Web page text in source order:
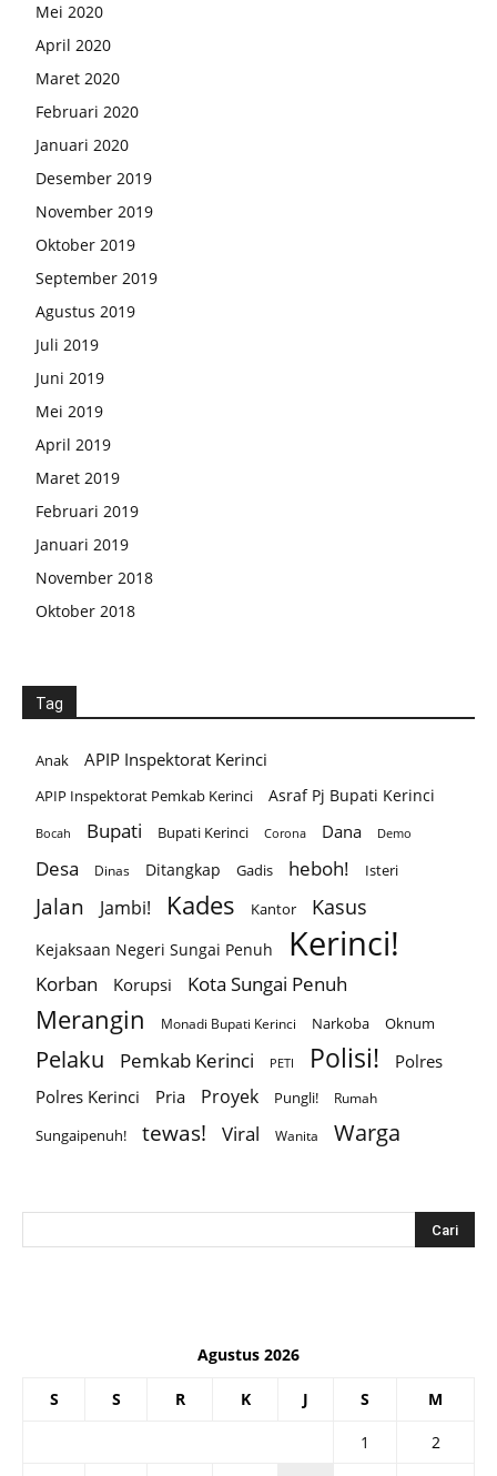
Mei 2020
April 2020
Maret 2020
Februari 2020
Januari 2020
Desember 2019
November 2019
Oktober 2019
September 2019
Agustus 2019
Juli 2019
Juni 2019
Mei 2019
April 2019
Maret 2019
Februari 2019
Januari 2019
November 2018
Oktober 2018
Tag
Anak APIP Inspektorat Kerinci
APIP Inspektorat Pemkab Kerinci Asraf Pj Bupati Kerinci
Bocah Bupati Bupati Kerinci Corona Dana Demo
Desa Dinas Ditangkap Gadis heboh! Isteri
Jalan Jambi! Kades Kantor Kasus
Kejaksaan Negeri Sungai Penuh Kerinci!
Korban Korupsi Kota Sungai Penuh
Merangin Monadi Bupati Kerinci Narkoba Oknum
Pelaku Pemkab Kerinci PETI Polisi!
Polres
Polres Kerinci
Pria Proyek Pungli! Rumah
Sungaipenuh! tewas! Viral Wanita Warga
Agustus 2026
S S R K J S M
1
2